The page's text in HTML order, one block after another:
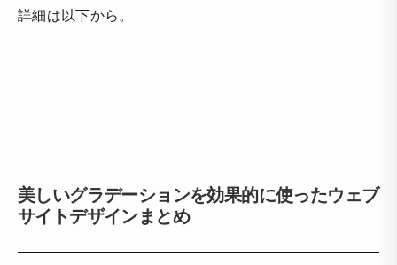
詳細は以下から。
美しいグラデーションを効果的に使ったウェブ
サイトデザインまとめ